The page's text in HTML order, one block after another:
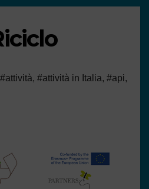
#attività, #attività in Italia, #api,